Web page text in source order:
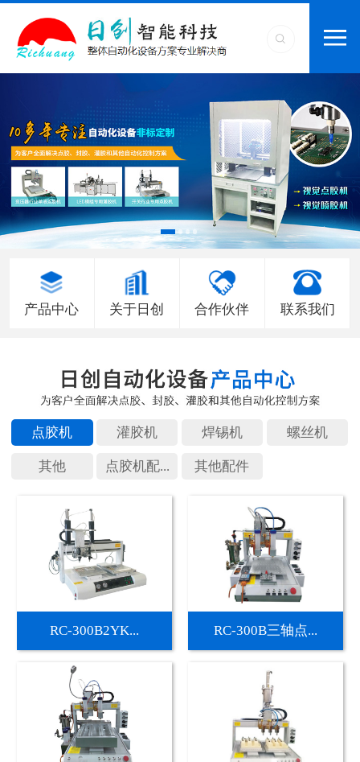
产品中心 关于日创 合作伙伴 联系我们
点胶机 灌胶机 焊锡机 螺丝机
其他 点胶机配... 其他配件
RC-300B2YK... RC-300B三轴点...